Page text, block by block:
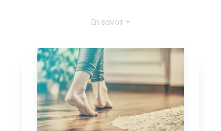
En savoir +